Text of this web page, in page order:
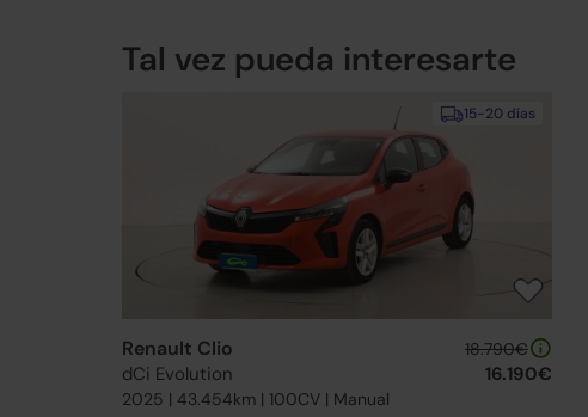
Tal vez pueda interesarte
15-20 días
Renault Clio
dCi Evolution
2025 | 43.454km | 100CV | Manual
18.790€
16.190€